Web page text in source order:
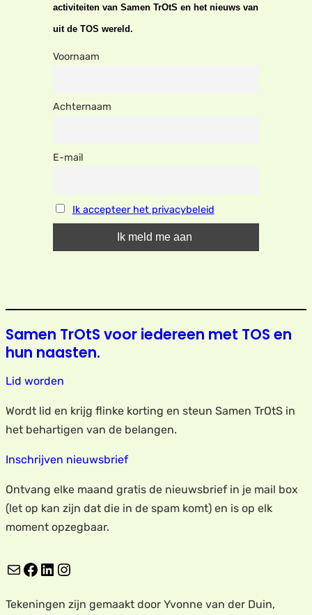
activiteiten van Samen TrOtS en het nieuws van
uit de TOS wereld.
Voornaam
Achternaam
E-mail
Ik accepteer het privacybeleid
Samen TrOtS voor iedereen met TOS en
hun naasten.
Lid worden
Wordt lid en krijg flinke korting en steun Samen TrOtS in
het behartigen van de belangen.
Inschrijven nieuwsbrief
Ontvang elke maand gratis de nieuwsbrief in je mail box
(let op kan zijn dat die in de spam komt) en is op elk
moment opzegbaar.
E-mail Facebook LinkedIn Instagram
Tekeningen zijn gemaakt door Yvonne van der Duin,